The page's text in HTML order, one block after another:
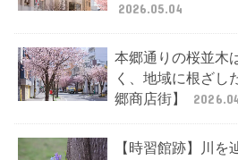
2026.05.04
本郷通りの桜並木
く、地域に根ざし
郷商店街】
【時習館跡】川